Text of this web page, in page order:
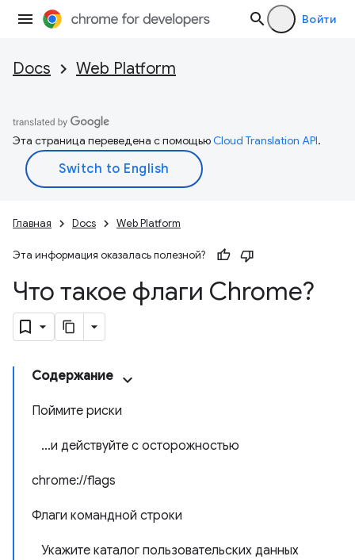
Войти
Docs Web Platform
Эта страница переведена с помощьюCloud Translation API.
Главная Docs Web Platform
Эта информация оказалась полезной?
Что такое флаги Chrome?
Содержание
Поймите риски
...и действуйте с осторожностью
chrome://flags
Флаги командной строки
Укажите каталог пользовательских данных